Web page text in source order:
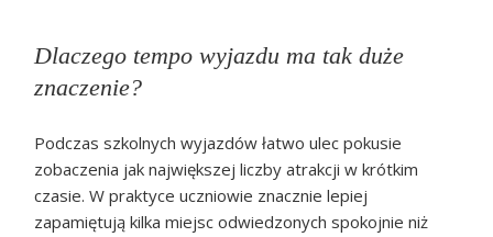
Dlaczego tempo wyjazdu ma tak duże
znaczenie?
Podczas szkolnych wyjazdów łatwo ulec pokusie
zobaczenia jak największej liczby atrakcji w krótkim
czasie. W praktyce uczniowie znacznie lepiej
zapamiętują kilka miejsc odwiedzonych spokojnie niż